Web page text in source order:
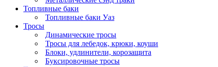
Топливные баки
Топливные баки Уаз
Тросы
Динамические тросы
Тросы для лебедок, крюки, коуши
Блоки, удлинители, корозащита
Буксировочные тросы